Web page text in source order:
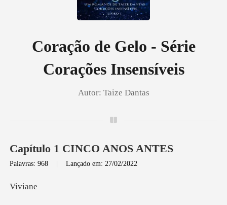
Histórico
Sair
Coração de Gelo - Série
Corações Insensíveis
Autor: Taize Dantas
Capítulo 1 CINCO ANOS ANTES
Palavras: 968 |Lançado em: 27/02/2022
vi